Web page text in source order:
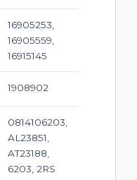
16905253,
16905559,
16915145
1908902
0814106203,
AL23851,
AT23188,
6203, 2RS